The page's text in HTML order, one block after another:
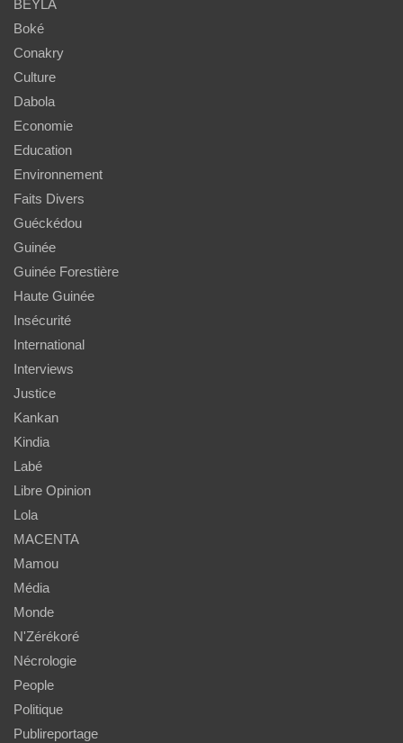
BEYLA
Boké
Conakry
Culture
Dabola
Economie
Education
Environnement
Faits Divers
Guéckédou
Guinée
Guinée Forestière
Haute Guinée
Insécurité
International
Interviews
Justice
Kankan
Kindia
Labé
Libre Opinion
Lola
MACENTA
Mamou
Média
Monde
N'Zérékoré
Nécrologie
People
Politique
Publireportage